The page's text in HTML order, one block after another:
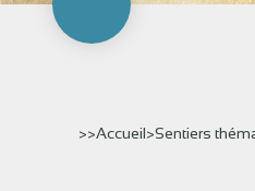
>>Accueil>Sentiers